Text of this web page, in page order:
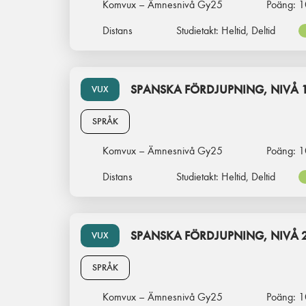
Komvux – Ämnesnivå Gy25 Poäng:
Distans
Studietakt: Heltid, Deltid
VUX SPANSKA FÖRDJUPNING, NIVÅ
SPRÅK
Komvux – Ämnesnivå Gy25 Poäng:
Distans
Studietakt: Heltid, Deltid
VUX SPANSKA FÖRDJUPNING, NIVÅ
SPRÅK
Komvux – Ämnesnivå Gy25 Poäng: